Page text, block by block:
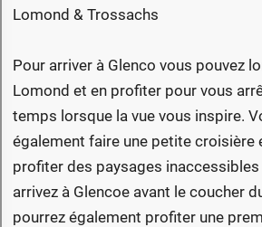
Lomond & Trossachs
Pour arriver à Glenco vous pouvez
Lomond et en profiter pour vous
temps lorsque la vue vous inspire.
également faire une petite croisière
profiter des paysages inaccessibles
arrivez à Glencoe avant le coucher
pourrez également profiter une